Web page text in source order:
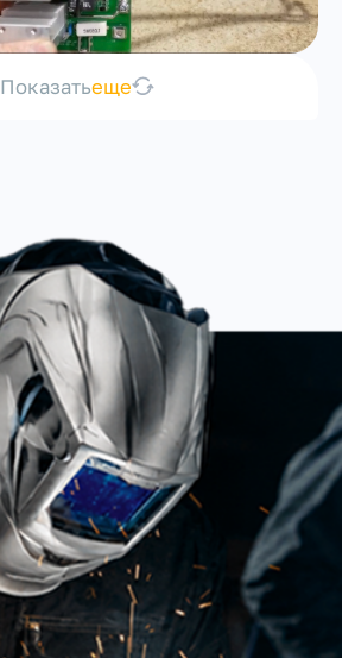
Показатьеще